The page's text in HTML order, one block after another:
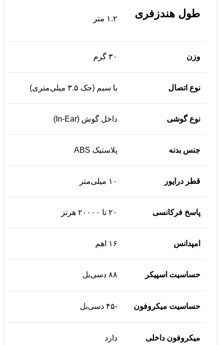
طول هندزفری ۱.۲ متر
وزن ۳۰ گرم
نوع اتصال با سیم (جک ۳.۵ میلی‌متری)
نوع گوشی داخل گوش (In-Ear)
جنس بدنه پلاستیک ABS
قطر درایور ۱۰ میلی‌متر
پاسخ فرکانسی ۲۰ تا ۲۰۰۰۰ هرتز
امپدانس ۱۶ اهم
حساسیت اسپیکر ۸۸ دسی‌بل
حساسیت میکروفون -۴۵ دسی‌بل
میکروفون داخلی دارد